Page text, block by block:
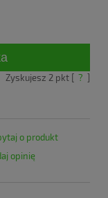
Zyskujesz 2pkt [ ? ]
o produkt
opinię